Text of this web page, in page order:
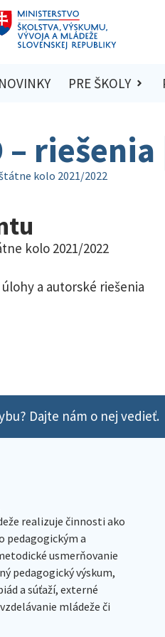
NOVINKY PRE ŠKOLY
–
kolo 2021/2022
kolo 2021/2022
a autorské riešenia
Dajte nám o nej vedieť.
realizuje činnosti ako
pedagogickým a
usmerňovanie
pedagogický výskum,
a súťaží, externé
mládeže či